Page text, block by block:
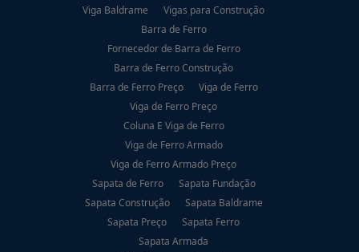
Viga Baldrame
Vigas para Construção
Barra de Ferro
Fornecedor de Barra de Ferro
Barra de Ferro Construção
Barra de Ferro Preço
Viga de Ferro
Viga de Ferro Preço
Coluna E Viga de Ferro
Viga de Ferro Armado
Viga de Ferro Armado Preço
Sapata de Ferro
Sapata Fundação
Sapata Construção
Sapata Baldrame
Sapata Preço
Sapata Ferro
Sapata Armada